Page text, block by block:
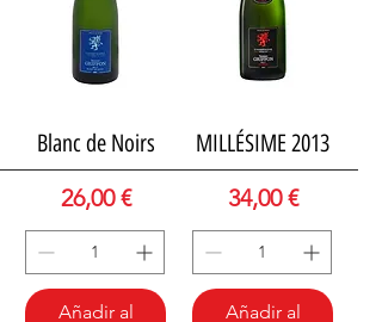
Blanc de Noirs
Precio
26,00 €
Añadir al
MILLÉSIME 2013
Precio
34,00 €
Añadir al